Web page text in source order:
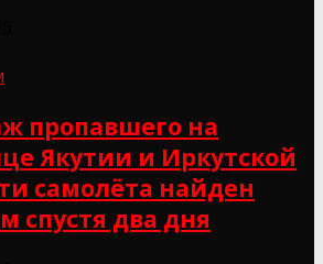
пропавшего на
Якутии и Иркутской
самолёта найден
спустя два дня